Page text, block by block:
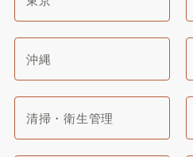
沖縄
清掃・衛生管理